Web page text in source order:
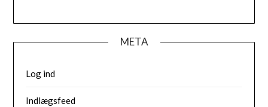
META
Log ind
Indlægsfeed